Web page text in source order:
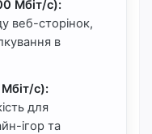
Мбіт/с):
веб-сторінок,
в
с):
для
ігор та